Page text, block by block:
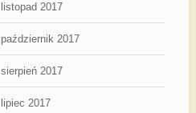
listopad 2017
październik 2017
sierpień 2017
lipiec 2017